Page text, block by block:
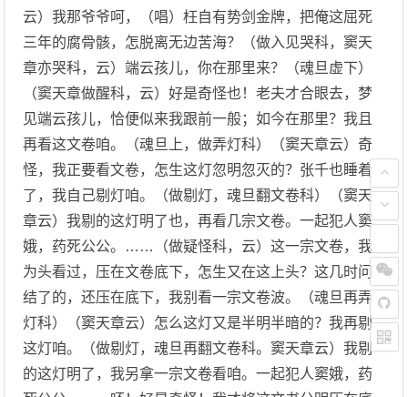
云）我那爷爷呵，（唱）枉自有势剑金牌，把俺这屈死
三年的腐骨骸，怎脱离无边苦海？（做入见哭科，窦天
章亦哭科，云）端云孩儿，你在那里来？（魂旦虚下）
（窦天章做醒科，云）好是奇怪也！老夫才合眼去，梦
见端云孩儿，恰便似来我跟前一般；如今在那里？我且
再看这文卷咱。（魂旦上，做弄灯科）（窦天章云）奇
怪，我正要看文卷，怎生这灯忽明忽灭的？张千也睡着
了，我自己剔灯咱。（做剔灯，魂旦翻文卷科）（窦天
章云）我剔的这灯明了也，再看几宗文卷。一起犯人窦
娥，药死公公。……（做疑怪科，云）这一宗文卷，我
为头看过，压在文卷底下，怎生又在这上头？这几时问
结了的，还压在底下，我别看一宗文卷波。（魂旦再弄
灯科）（窦天章云）怎么这灯又是半明半暗的？我再剔
这灯咱。（做剔灯，魂旦再翻文卷科。窦天章云）我剔
的这灯明了，我另拿一宗文卷看咱。一起犯人窦娥，药